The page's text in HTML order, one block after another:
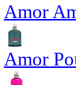
Amor
Amor